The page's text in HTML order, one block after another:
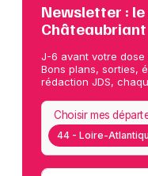
Newsletter :
Châteaubriant
J-6 avant votre dose
Bons plans, sorties,
rédaction JDS,
44 - Loire-
Choisir mes